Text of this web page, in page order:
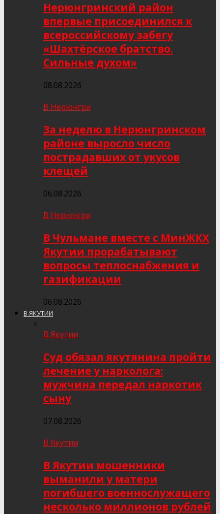
Нерюнгринский район
впервые присоединился к
всероссийскому забегу
«Шахтёрское братство.
Сильные духом»
08.08.2026
В Нерюнгри
За неделю в Нерюнгринском
районе выросло число
пострадавших от укусов
клещей
06.08.2026
В Нерюнгри
В Чульмане вместе с МинЖКХ
Якутии прорабатывают
вопросы теплоснабжения и
газификации
06.08.2026
В ЯКУТИИ
В Якутии
Суд обязал якутянина пройти
лечение у нарколога:
мужчина передал наркотик
сыну
07.08.2026
В Якутии
В Якутии мошенники
выманили у матери
погибшего военнослужащего
несколько миллионов рублей